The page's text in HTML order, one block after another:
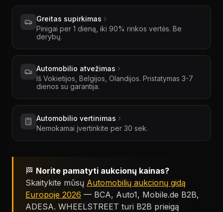
Greitas supirkimas
Pinigai per 1 dieną, iki 90% rinkos vertės. Be
derybų.
Automobilio atvežimas
Iš Vokietijos, Belgijos, Olandijos. Pristatymas 3-7
dienos su garantija.
Automobilio vertinimas
Nemokamai įvertinkite per 30 sek.
🏁 Norite pamatyti aukcionų kainas?
Skaitykite mūsų Automobilių aukcionų gidą
Europoje 2026 — BCA, Auto1, Mobile.de B2B,
ADESA. WHEELSTREET turi B2B prieigą